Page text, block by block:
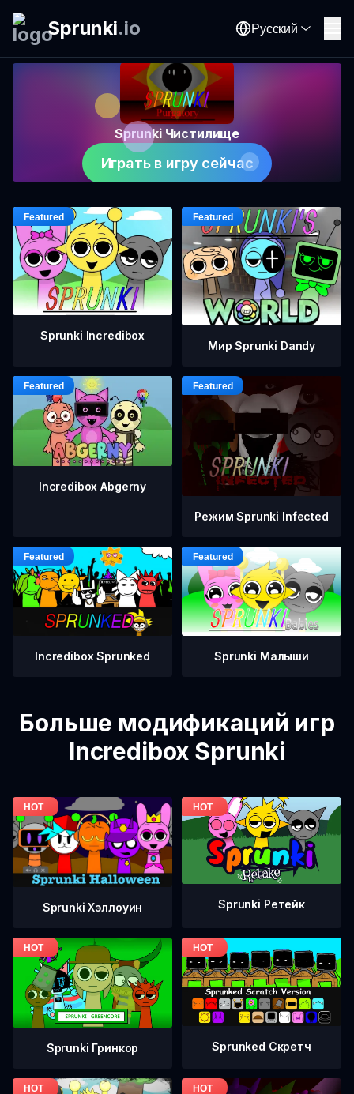
Sprunki.io Русский
Sprunki Чистилище
Играть в игру сейчас
Sprunki Incredibox
Мир Sprunki Dandy
Incredibox Abgerny
Режим Sprunki Infected
Incredibox Sprunked Sprunki Малыши
Больше модификаций игр
Incredibox Sprunki
Sprunki Хэллоуин Sprunki Ретейк
Sprunki Гринкор Sprunked Скретч